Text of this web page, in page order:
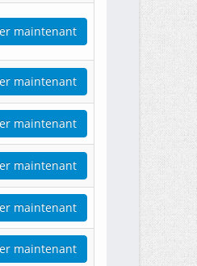
maintenant
maintenant
maintenant
maintenant
maintenant
maintenant